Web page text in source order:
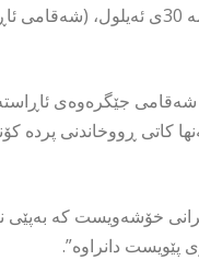
شەقامی 100 مەتری، لە ڕۆژی
کاتی ڕووخاندنی پردە
خۆشەویست کە
پێویست دانراوە”.